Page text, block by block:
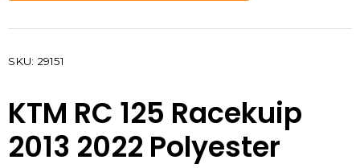
SKU: 29151
KTM RC 125 Racekuip
2013 2022 Polyester